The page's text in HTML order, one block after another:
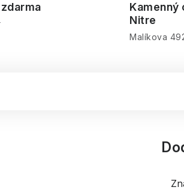
Kamenný
Nitre
Malíkova